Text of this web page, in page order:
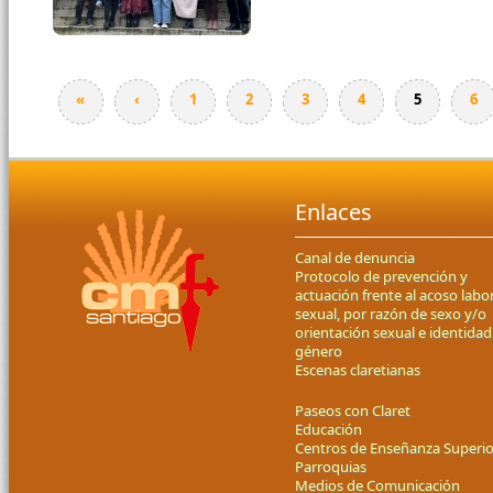
« ‹ 1 2 3 4 5 6
Enlaces
Canal de denuncia
Protocolo de prevención y
actuación frente al acoso
sexual, por razón de sexo y/o
orientación sexual e
género
Escenas claretianas
Paseos con Claret
Educación
Centros de Enseñanza
Parroquias
Medios de Comunicación